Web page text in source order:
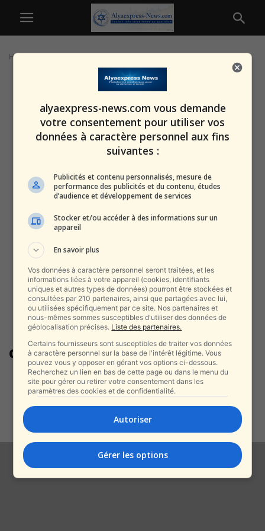
Home
dépenses défense OTAN 5%
Trump inflige un coup à
l’Espagne — et humilie Starmer
:...
alxprss_sab - 4 mars 2026
alyaexpress-news.com vous demande
votre consentement pour utiliser vos
données à caractère personnel aux fins
suivantes :
Publicités et contenu personnalisés, mesure de
performance des publicités et du contenu, études
d’audience et développement de services
Stocker et/ou accéder à des informations sur un
appareil
En savoir plus
Vos données à caractère personnel seront traitées, et les
informations liées à votre appareil (cookies, identifiants
uniques et autres types de données) pourront être stockées et
consultées par 210 partenaires, ainsi que partagées avec lui,
ou utilisées spécifiquement par ce site. Nos partenaires et
nous-mêmes sommes susceptibles d'utiliser des données de
géolocalisation précises. Liste des partenaires.
Certains fournisseurs sont susceptibles de traiter vos données
à caractère personnel sur la base de l'intérêt légitime. Vous
pouvez vous y opposer en gérant vos options ci-dessous.
Recherchez un lien en bas de cette page ou dans le menu du
site pour gérer ou retirer votre consentement dans les
paramètres des cookies et de confidentialité.
Autoriser
Gérer les options